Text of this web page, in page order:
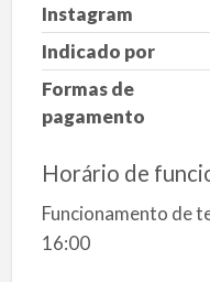
Instagram
Indicado por
Formas de
pagamento
Horário de
Funcionamento de
16:00